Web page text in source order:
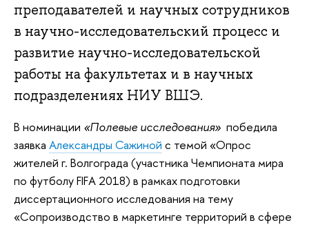
преподавателей и научных сотрудников
в научно-исследовательский процесс и
развитие научно-исследовательской
работы на факультетах и в научных
подразделениях НИУ ВШЭ.
В номинации «Полевые исследования» победила
заявка Александры Сажиной с темой «Опрос
жителей г. Волгограда (участника Чемпионата мира
по футболу FIFA 2018) в рамках подготовки
диссертационного исследования на тему
«Сопроизводство в маркетинге территорий в сфере